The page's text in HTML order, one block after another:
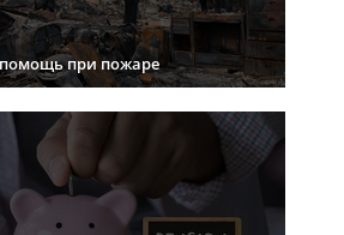
при пожаре